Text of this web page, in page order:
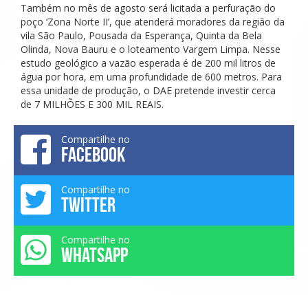
Também no mês de agosto será licitada a perfuração do
poço ‘Zona Norte II’, que atenderá moradores da região da
vila São Paulo, Pousada da Esperança, Quinta da Bela
Olinda, Nova Bauru e o loteamento Vargem Limpa. Nesse
estudo geológico a vazão esperada é de 200 mil litros de
água por hora, em uma profundidade de 600 metros. Para
essa unidade de produção, o DAE pretende investir cerca
de 7 MILHÕES E 300 MIL REAIS.
Compartilhe no
FACEBOOK
Compartilhe no
TWITTER
Compartilhe no
WHATSAPP